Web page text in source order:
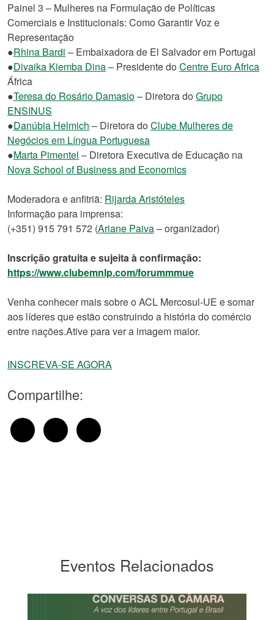
Painel 3 – Mulheres na Formulação de Políticas
Comerciais e Institucionais: Como Garantir Voz e
Representação
●Rhina Bardi – Embaixadora de El Salvador em Portugal
●Divaika Kiemba Dina– Presidente do Centre Euro Africa
África
●Teresa do Rosário Damasio– Diretora do Grupo
ENSINUS
●Danúbia Helmich – Diretora do Clube Mulheres de
Negócios em Língua Portuguesa
●Marta Pimentel – Diretora Executiva de Educação na
Nova School of Business and Economics
Moderadora e anfitriã: Rijarda Aristóteles
Informação para imprensa:
(+351) 915 791 572 (Ariane Paiva– organizador)
Inscrição gratuita e sujeita à confirmação:
https://www.clubemnlp.com/forummmue
Venha conhecer mais sobre o ACL Mercosul-UE e somar
aos líderes que estão construindo a história do comércio
entre nações.Ative para ver a imagem maior.
INSCREVA-SE AGORA
Compartilhe:
Eventos Relacionados